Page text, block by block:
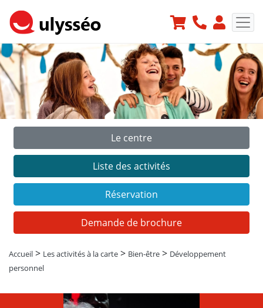
Précédent
Le centre
Liste des activités
Réservation
Demande de brochure
Accueil > Les activités à la carte > Bien-être > Développement
personnel